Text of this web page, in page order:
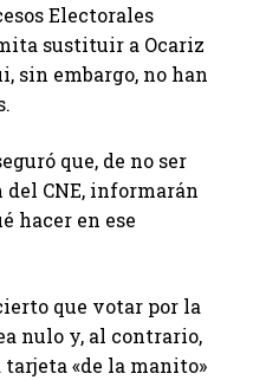
Electorales
sustituir a Ocariz
sin embargo, no han
que, de no ser
CNE, informarán
hacer en ese
que votar por la
nulo y, al contrario,
«de la manito»